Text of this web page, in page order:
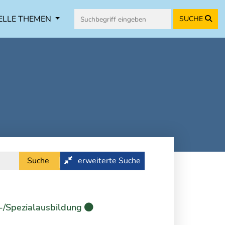
THEMEN SUCHE
Suche erweiterte Suche
Spezialausbildung